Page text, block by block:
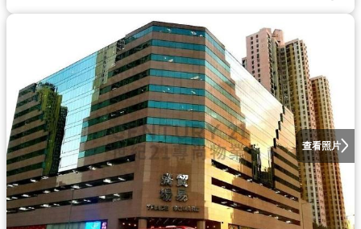
查看照片